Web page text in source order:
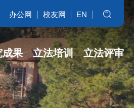
办公网 校友网 EN
搜索
成果
立法研究参考
专著
立法培训
开班盛况
培训交流
立法评审